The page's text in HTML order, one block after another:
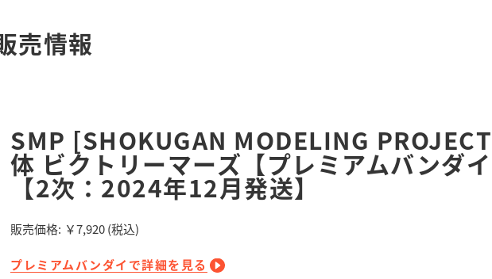
売情報
SMP [SHOKUGAN MODELING
体 ビクトリーマーズ【プレミアムバンダ
【2次：2024年12月発送】
販売価格: ￥7,920(税込)
プレミアムバンダイで詳細を見る